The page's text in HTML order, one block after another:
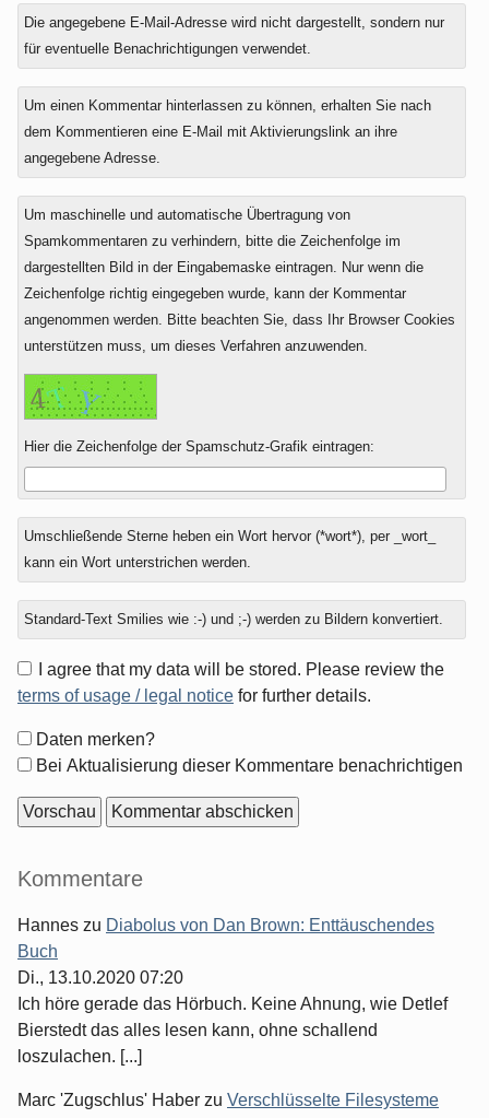
Antwort
zu
Die angegebene E-Mail-Adresse wird nicht dargestellt, sondern nur
für eventuelle Benachrichtigungen verwendet.
Um einen Kommentar hinterlassen zu können, erhalten Sie nach
dem Kommentieren eine E-Mail mit Aktivierungslink an ihre
angegebene Adresse.
Um maschinelle und automatische Übertragung von
Spamkommentaren zu verhindern, bitte die Zeichenfolge im
dargestellten Bild in der Eingabemaske eintragen. Nur wenn die
Zeichenfolge richtig eingegeben wurde, kann der Kommentar
angenommen werden. Bitte beachten Sie, dass Ihr Browser Cookies
unterstützen muss, um dieses Verfahren anzuwenden.
Hier die Zeichenfolge der Spamschutz-Grafik eintragen:
Umschließende Sterne heben ein Wort hervor (*wort*), per _wort_
kann ein Wort unterstrichen werden.
Standard-Text Smilies wie :-) und ;-) werden zu Bildern konvertiert.
I agree that my data will be stored. Please review the
terms of usage / legal notice for further details.
Formular-
Optionen
Daten merken?
Bei Aktualisierung dieser Kommentare benachrichtigen
Seitenleiste
Kommentare
Hannes zu Diabolus von Dan Brown: Enttäuschendes
Buch
Di., 13.10.2020 07:20
Ich höre gerade das Hörbuch. Keine Ahnung, wie Detlef
Bierstedt das alles lesen kann, ohne schallend
loszulachen. [...]
Marc 'Zugschlus' Haber zu Verschlüsselte Filesysteme